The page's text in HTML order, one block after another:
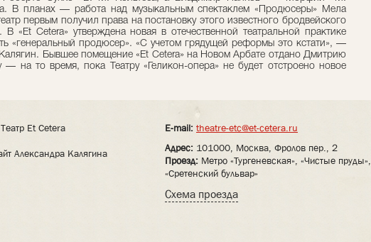
В планах — работа над музыкальным спектаклем «Продюсеры» Мела
первым получил права на постановку этого известного бродвейского
В «Et Cetera» утверждена новая в отечественной театральной практике
«генеральный продюсер». «С учетом грядущей реформы это кстати», —
Бывшее помещение «Et Cetera» на Новом Арбате отдано Дмитрию
— на то время, пока Театру «Геликон-опера» не будет отстроено новое
Et Cetera
Александра Калягина
E-mail: theatre-etc@et-cetera.ru
Адрес: 101000, Москва, Фролов пер., 2
Проезд: Метро «Тургеневская», «Чистые пруды»,
«Сретенский бульвар»
Схема проезда